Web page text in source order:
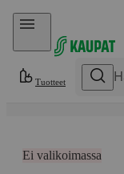
Hyppää sisältöön
Tuotteet
Ei valikoimassa